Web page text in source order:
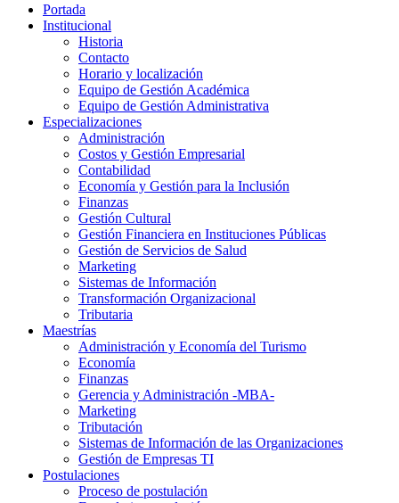
Portada
Institucional
Historia
Contacto
Horario y localización
Equipo de Gestión Académica
Equipo de Gestión Administrativa
Especializaciones
Administración
Costos y Gestión Empresarial
Contabilidad
Economía y Gestión para la Inclusión
Finanzas
Gestión Cultural
Gestión Financiera en Instituciones Públicas
Gestión de Servicios de Salud
Marketing
Sistemas de Información
Transformación Organizacional
Tributaria
Maestrías
Administración y Economía del Turismo
Economía
Finanzas
Gerencia y Administración -MBA-
Marketing
Tributación
Sistemas de Información de las Organizaciones
Gestión de Empresas TI
Postulaciones
Proceso de postulación